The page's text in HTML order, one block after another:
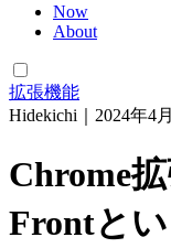
Now
About
拡張機能
Hidekichi
2024年4
Chrome
Frontと